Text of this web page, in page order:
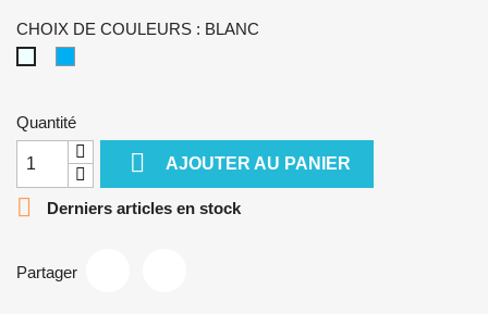
CHOIX DE COULEURS : BLANC
Quantité
 AJOUTER AU PANIER
 Derniers articles en stock
Partager